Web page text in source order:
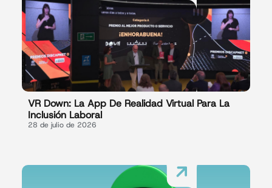
VR Down: La App De Realidad Virtual Para La
Inclusión Laboral
28 de julio de 2026